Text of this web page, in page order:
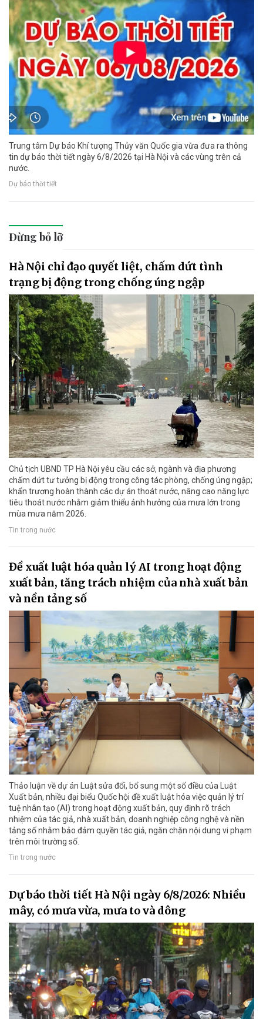
Trung tâm Dự báo Khí tượng Thủy văn Quốc gia vừa đưa ra thông
tin dự báo thời tiết ngày 6/8/2026 tại Hà Nội và các vùng trên cả
nước.
Dự báo thời tiết
Đừng bỏ lỡ
Hà Nội chỉ đạo quyết liệt, chấm dứt tình
trạng bị động trong chống úng ngập
Chủ tịch UBND TP Hà Nội yêu cầu các sở, ngành và địa phương
chấm dứt tư tưởng bị động trong công tác phòng, chống úng ngập;
khẩn trương hoàn thành các dự án thoát nước, nâng cao năng lực
tiêu thoát nước nhằm giảm thiểu ảnh hưởng của mưa lớn trong
mùa mưa năm 2026.
Tin trong nước
Đề xuất luật hóa quản lý AI trong hoạt động
xuất bản, tăng trách nhiệm của nhà xuất bản
và nền tảng số
Thảo luận về dự án Luật sửa đổi, bổ sung một số điều của Luật
Xuất bản, nhiều đại biểu Quốc hội đề xuất luật hóa việc quản lý trí
tuệ nhân tạo (AI) trong hoạt động xuất bản, quy định rõ trách
nhiệm của tác giả, nhà xuất bản, doanh nghiệp công nghệ và nền
tảng số nhằm bảo đảm quyền tác giả, ngăn chặn nội dung vi phạm
trên môi trường số.
Tin trong nước
Dự báo thời tiết Hà Nội ngày 6/8/2026: Nhiều
mây, có mưa vừa, mưa to và dông